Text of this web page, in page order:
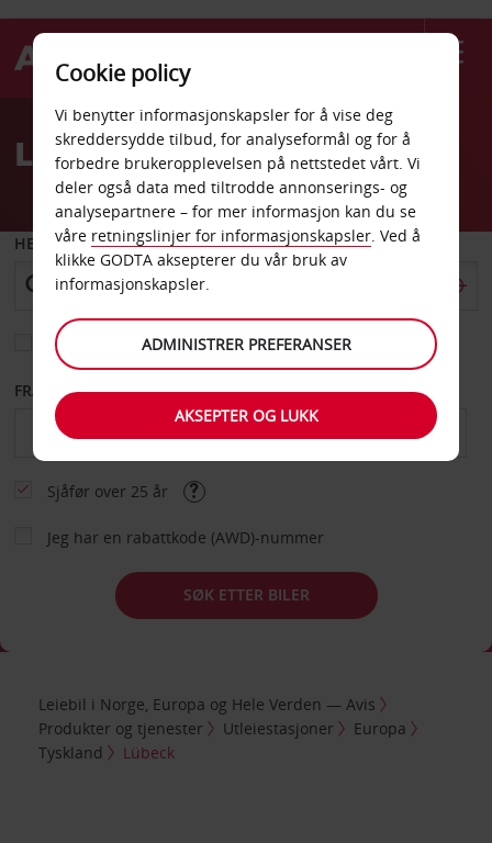
Welcome
AvisLeiebil Lübeck
HENT FRA
Velg et annet leveringssted
FRA DATO TIL DATO
Sjåfør over 25 år
Jeg har en rabattkode (AWD)-nummer
SØK ETTER BILER
Leiebil i Norge, Europa og Hele Verden — Avis
Produkter og tjenester
Utleiestasjoner
Europa
Tyskland
Lübeck
Cookie policy
Vi benytter informasjonskapsler for å vise deg
skreddersydde tilbud, for analyseformål og for å
forbedre brukeropplevelsen på nettstedet vårt. Vi
deler også data med tiltrodde annonserings- og
analysepartnere – for mer informasjon kan du se
våre retningslinjer for informasjonskapsler. Ved å
klikke GODTA aksepterer du vår bruk av
informasjonskapsler.
ADMINISTRER PREFERANSER
AKSEPTER OG LUKK